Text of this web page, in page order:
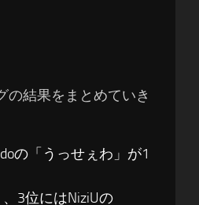
の結果をまとめていき
の「うっせぇわ」が1
3位にはNiziUの